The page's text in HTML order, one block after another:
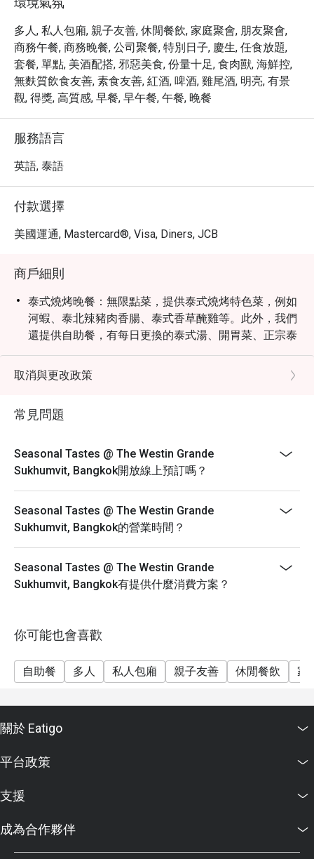
on roast beef this visit. The baked
salmon more than made up for it —
moist, well-seasoned, and genuinely
flavorful. I also worked my way
through quite a bit of the spread: the
Chicken Cobb salad was fresh and
satisfying, and the smoked salmon
sushi deserves a mention — the rice
was noticeably better than what
you'd find at most buffets or those
Korean BBQ place. It's not omakase
be, but it's a cut above the buffets
fish itself was fresh and genuinely
good. A pleasant surprise was the
whole wheat muffin — excellent, and
not something I'd typically single out.
For anyone visiting Bangkok and
combines a stunning dining room
with food that delivers and service
惠，體驗頂級的自助餐饗宴！
多人, 私人包廂, 親子友善, 休閒餐飲, 家庭聚會, 朋友聚會,
商務午餐, 商務晚餐, 公司聚餐, 特別日子, 慶生, 任食放題,
套餐, 單點, 美酒配搭, 邪惡美食, 份量十足, 食肉獸, 海鮮控,
無麩質飲食友善, 素食友善, 紅酒, 啤酒, 雞尾酒, 明亮, 有景
觀, 得獎, 高質感, 早餐, 早午餐, 午餐, 晚餐
服務語言
英語, 泰語
付款選擇
美國運通, Mastercard®, Visa, Diners, JCB
商戶細則
泰式燒烤晚餐：無限點菜，提供泰式燒烤特色菜，例如
河蝦、泰北辣豬肉香腸、泰式香草醃雞等。此外，我們
還提供自助餐，有每日更換的泰式湯、開胃菜、正宗泰
式沙拉、當地甜點和泰式草本茶，為客人帶來完整的泰
式晚餐體驗。
早餐 6:00 - 10:30
晚餐 18:00 - 22:00
早午餐：12:00 - 15:00
泰式燒烤晚餐（無限點菜）：850++
國際午餐自助餐：1,350++
海鮮燒烤晚餐（週五及週六）：1550++
週日家庭早午餐：1550++
早餐價格：850++
6-12歲：成人價格五折
13歲及以上按成人收費
重要提示：Eatigo折扣不可與兒童價格同時使用。
重要提示：所有價格均以泰銖計算，不包括增值稅和服
此政策適用於所有自助餐，但不適用於單點菜式。
Eatigo折扣不可與其他優惠或促銷活動同時使用。折扣
不適用於服務費和增值稅。
取消與更改政策
常見問題
Seasonal Tastes @ The Westin Grande
Sukhumvit, Bangkok開放線上預訂嗎？
Seasonal Tastes @ The Westin Grande
Sukhumvit, Bangkok的營業時間？
Seasonal Tastes @ The Westin Grande
Sukhumvit, Bangkok有提供什麼消費方案？
你可能也會喜歡
自助餐 多人 私人包廂 親子友善 休閒餐飲 家
關於 Eatigo
平台政策
支援
成為合作夥伴